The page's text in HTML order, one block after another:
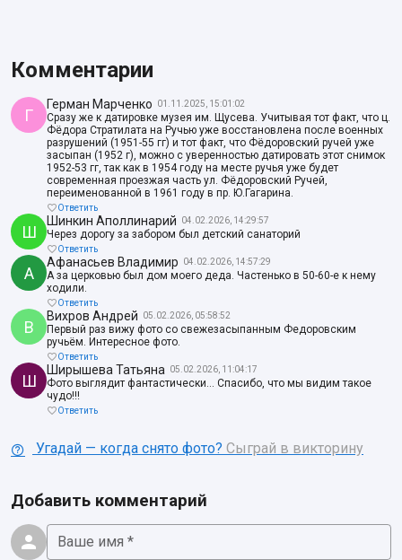
Комментарии
Г
Герман Марченко 01.11.2025, 15:01:02
Сразу же к датировке музея им. Щусева. Учитывая тот факт, что ц.
Фёдора Стратилата на Ручью уже восстановлена после военных
разрушений (1951-55 гг) и тот факт, что Фёдоровский ручей уже
засыпан (1952 г), можно с уверенностью датировать этот снимок
1952-53 гг, так как в 1954 году на месте ручья уже будет
современная проезжая часть ул. Фёдоровский Ручей,
переименованной в 1961 году в пр. Ю.Гагарина.
Ответить
Ш
Шинкин Аполлинарий 04.02.2026, 14:29:57
Через дорогу за забором был детский санаторий
Ответить
А
Афанасьев Владимир 04.02.2026, 14:57:29
А за церковью был дом моего деда. Частенько в 50-60-е к нему
ходили.
Ответить
В
Вихров Андрей 05.02.2026, 05:58:52
Первый раз вижу фото со свежезасыпанным Федоровским
ручьём. Интересное фото.
Ответить
Ш
Ширышева Татьяна 05.02.2026, 11:04:17
Фото выглядит фантастически... Спасибо, что мы видим такое
чудо!!!
Ответить
Угадай — когда снято фото? Сыграй в викторину
Добавить комментарий
Ваше имя *